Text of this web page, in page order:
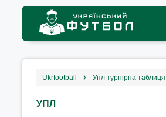
ukrfootball упл турнірна таблиця
УПЛ